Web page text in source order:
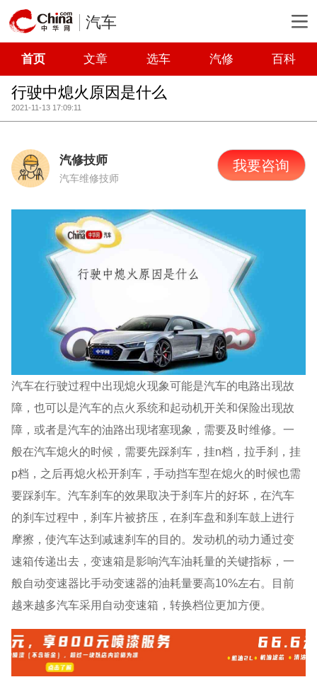
汽车
首页 文章 选车 汽修 百科
行驶中熄火原因是什么
2021-11-13 17:09:11
汽修技师
汽车维修技师
我要咨询
汽车在行驶过程中出现熄火现象可能是汽车的电路出现故
障，也可以是汽车的点火系统和起动机开关和保险出现故
障，或者是汽车的油路出现堵塞现象，需要及时维修。一
般在汽车熄火的时候，需要先踩刹车，挂n档，拉手刹，挂
p档，之后再熄火松开刹车，手动挡车型在熄火的时候也需
要踩刹车。汽车刹车的效果取决于刹车片的好坏，在汽车
的刹车过程中，刹车片被挤压，在刹车盘和刹车鼓上进行
摩擦，使汽车达到减速刹车的目的。发动机的动力通过变
速箱传递出去，变速箱是影响汽车油耗量的关键指标，一
般自动变速器比手动变速器的油耗量要高10%左右。目前
越来越多汽车采用自动变速箱，转换档位更加方便。